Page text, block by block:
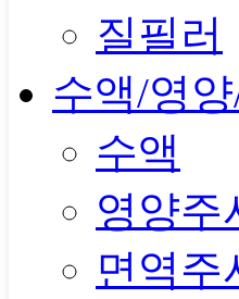
질필러
수액/영
수액
영양주
면역주